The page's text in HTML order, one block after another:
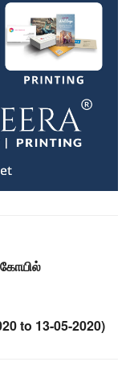
கோயில்
to 13-05-2020)